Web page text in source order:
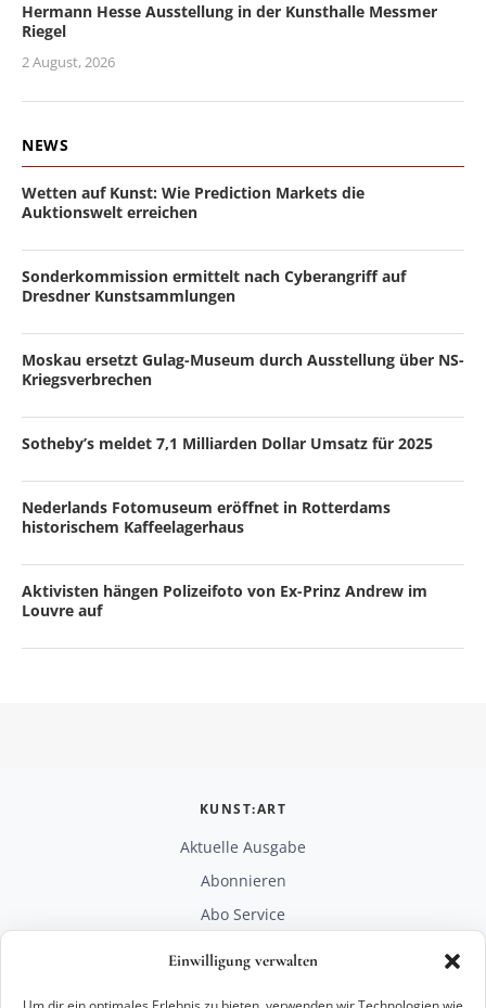
Einwilligung verwalten
Hermann Hesse Ausstellung in der Kunsthalle Messmer
Riegel
2 August, 2026
NEWS
Wetten auf Kunst: Wie Prediction Markets die
Auktionswelt erreichen
Sonderkommission ermittelt nach Cyberangriff auf
Dresdner Kunstsammlungen
Moskau ersetzt Gulag-Museum durch Ausstellung über NS-
Kriegsverbrechen
Sotheby’s meldet 7,1 Milliarden Dollar Umsatz für 2025
Nederlands Fotomuseum eröffnet in Rotterdams
historischem Kaffeelagerhaus
Aktivisten hängen Polizeifoto von Ex-Prinz Andrew im
Louvre auf
KUNST:ART
Aktuelle Ausgabe
Abonnieren
Abo Service